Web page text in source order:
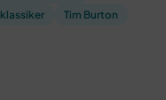
Tim Burton